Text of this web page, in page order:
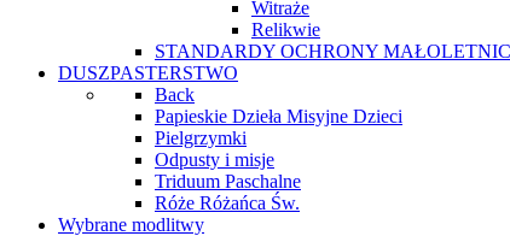
Witraże
Relikwie
STANDARDY OCHRONY
DUSZPASTERSTWO
Back
Papieskie Dzieła Misyjne Dzieci
Pielgrzymki
Odpusty i misje
Triduum Paschalne
Róże Różańca Św.
Wybrane modlitwy